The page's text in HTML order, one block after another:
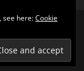
από
see here:Cookie